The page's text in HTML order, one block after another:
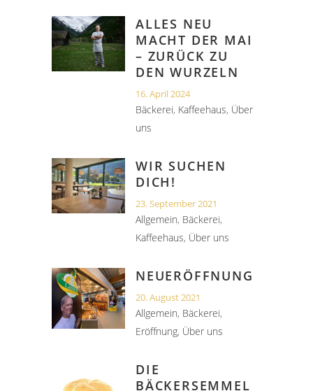
ALLES NEU
MACHT DER MAI
– ZURÜCK ZU
DEN WURZELN
16. April 2024
Bäckerei, Kaffeehaus, Über
uns
WIR SUCHEN
DICH!
23. September 2021
Allgemein, Bäckerei,
Kaffeehaus, Über uns
NEUERÖFFNUNG
20. August 2021
Allgemein, Bäckerei,
Eröffnung, Über uns
DIE
BÄCKERSEMMEL